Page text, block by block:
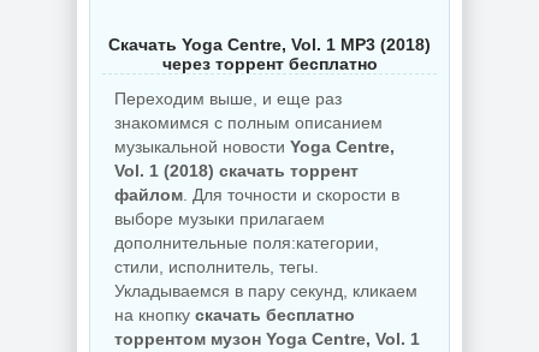
Скачать Yoga Centre, Vol. 1 MP3 (2018)
через торрент бесплатно
Переходим выше, и еще раз
знакомимся с полным описанием
музыкальной новости Yoga Centre,
Vol. 1 (2018) скачать торрент
файлом . Для точности и скорости в
выборе музыки прилагаем
дополнительные поля:категории,
стили, исполнитель, тегы.
Укладываемся в пару секунд, кликаем
на кнопку скачать бесплатно
торрентом музон Yoga Centre, Vol. 1